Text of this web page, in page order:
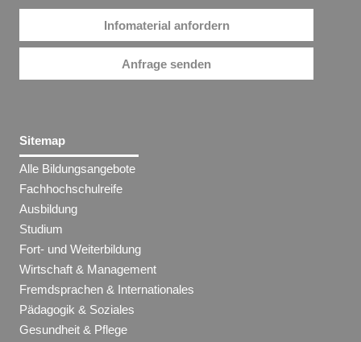
Infomaterial anfordern
Anfrage senden
Sitemap
Alle Bildungsangebote
Fachhochschulreife
Ausbildung
Studium
Fort- und Weiterbildung
Wirtschaft & Management
Fremdsprachen & Internationales
Pädagogik & Soziales
Gesundheit & Pflege